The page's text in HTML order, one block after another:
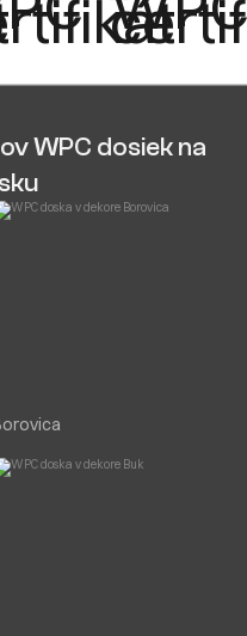
WPC dosiek na